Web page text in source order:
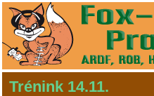
Trénink 14.11.